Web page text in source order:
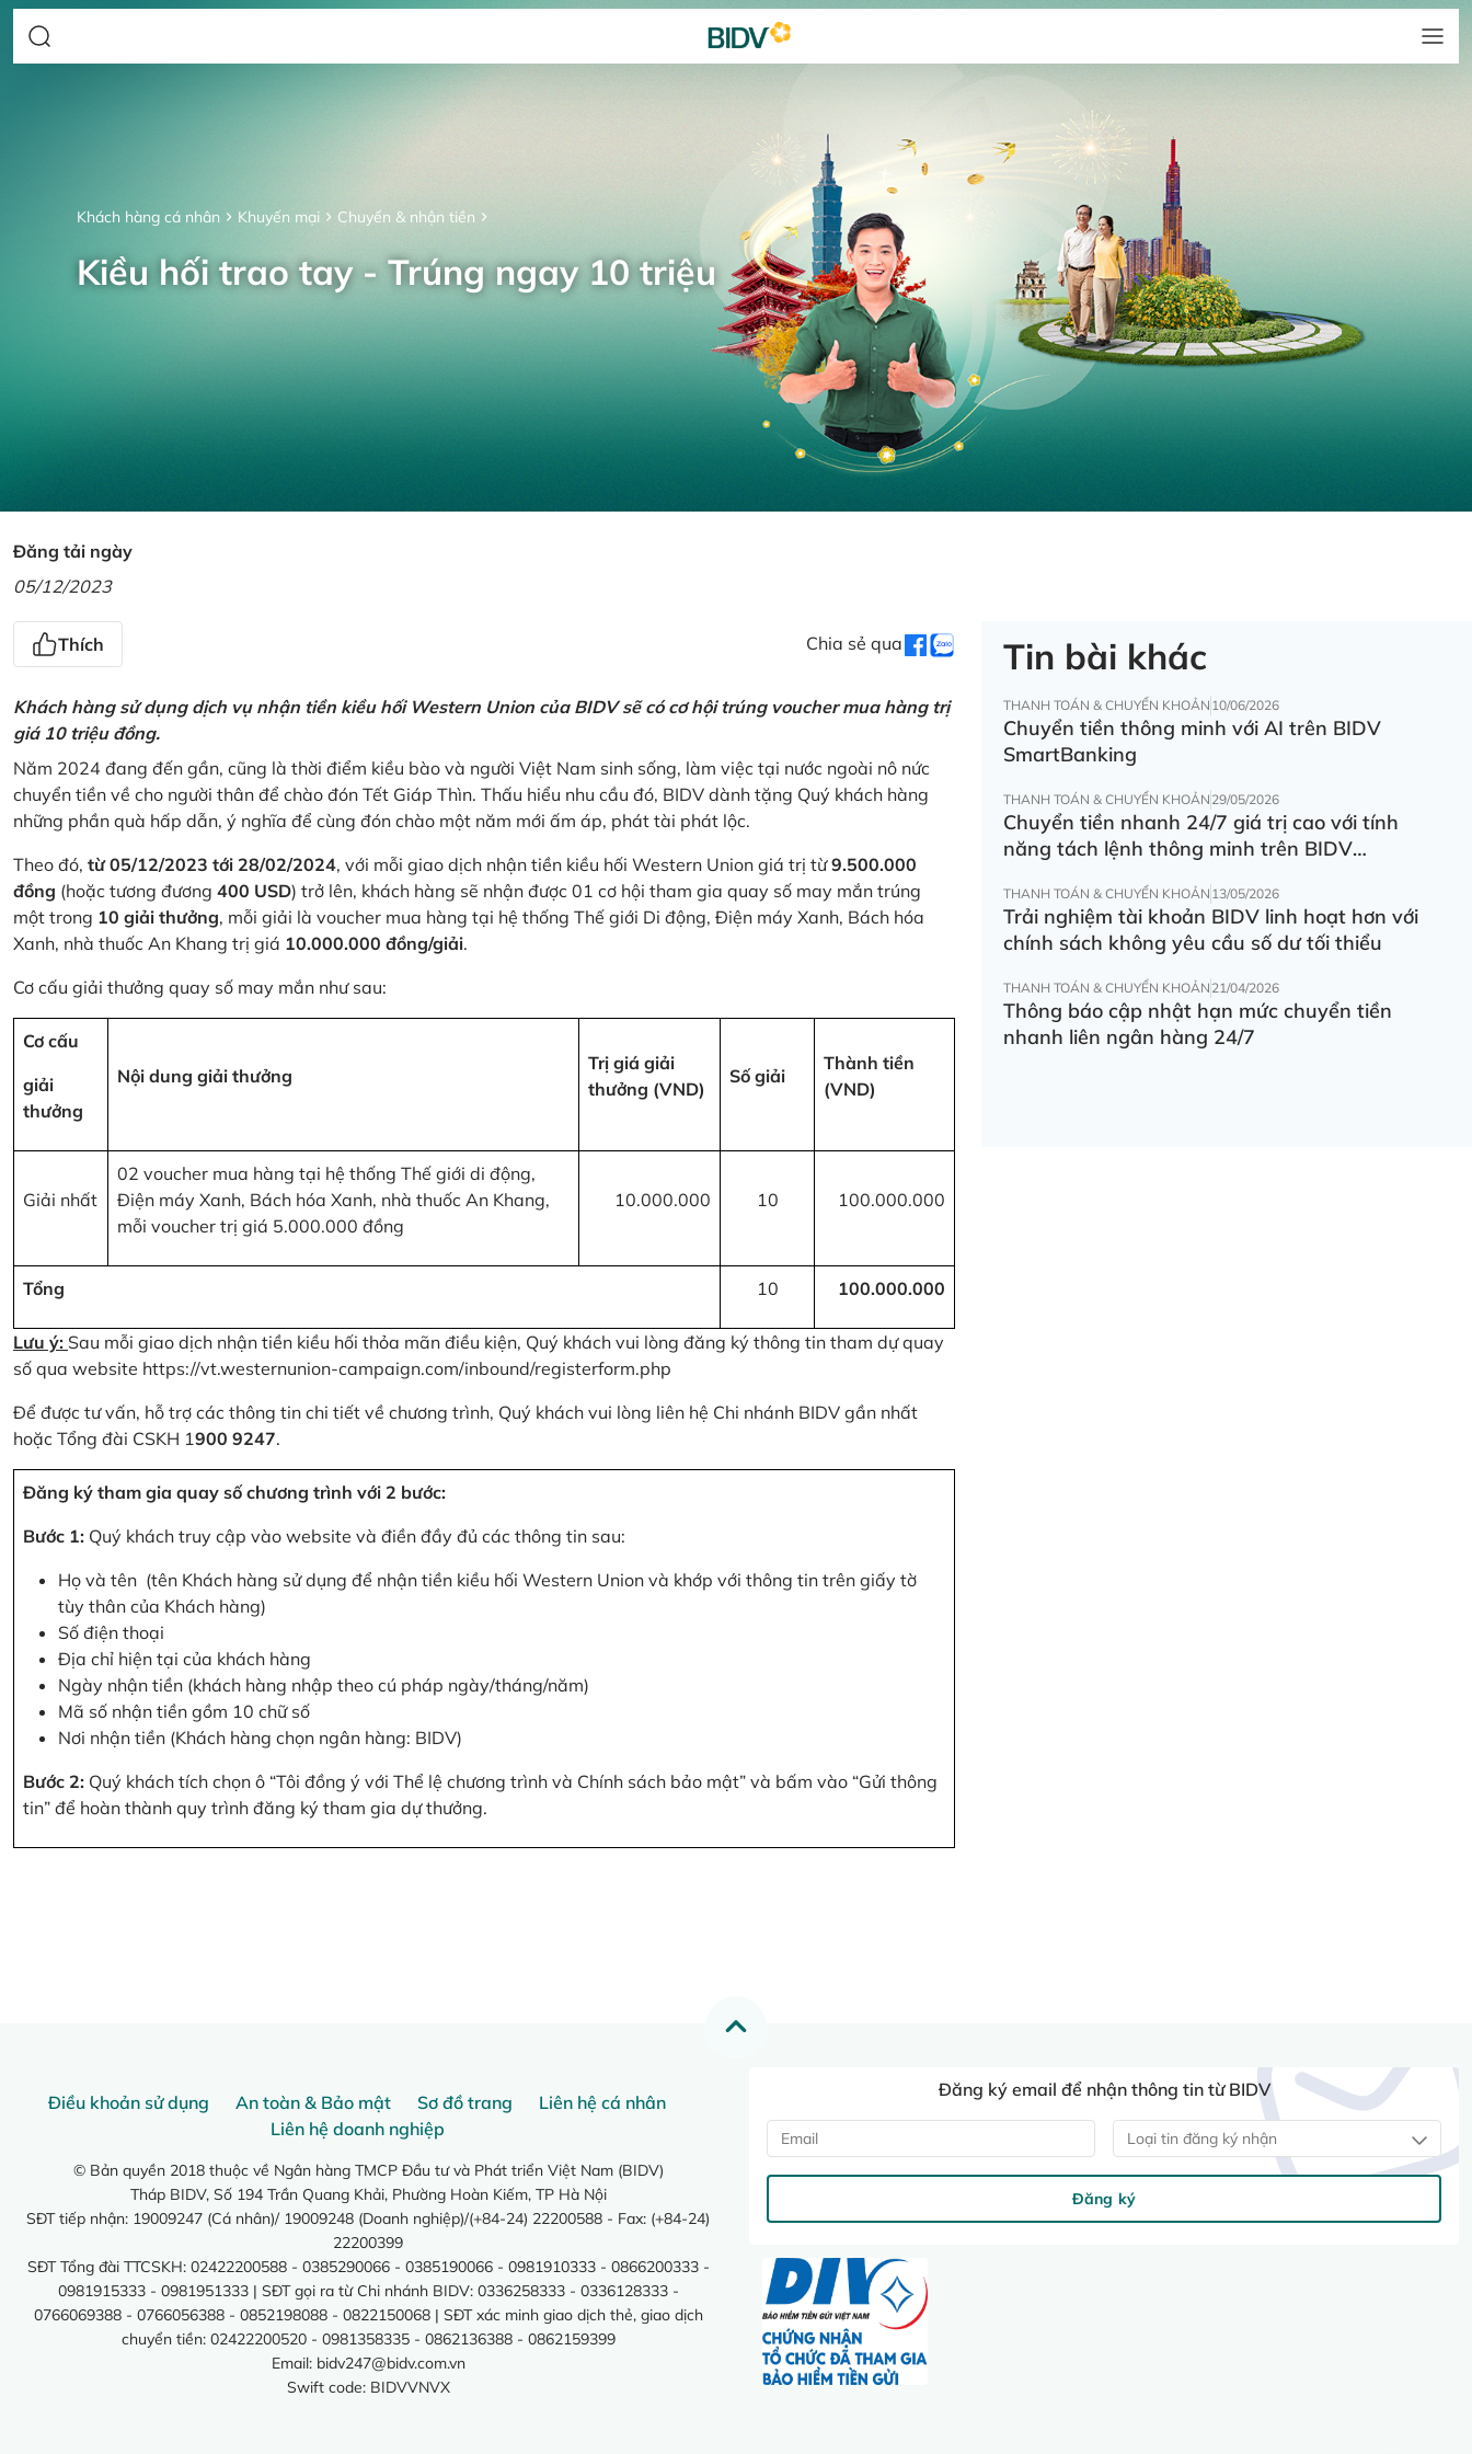
Khách hàng cá nhân Khuyến mại Chuyển & nhận tiền
Kiều hối trao tay - Trúng ngay 10 triệu
Đăng tải ngày
05/12/2023
Thích Chia sẻ qua
Khách hàng sử dụng dịch vụ nhận tiền kiều hối Western Union của BIDV sẽ có cơ hội trúng voucher mua hàng trị
giá 10 triệu đồng.
Năm 2024 đang đến gần, cũng là thời điểm kiều bào và người Việt Nam sinh sống, làm việc tại nước ngoài nô nức
chuyển tiền về cho người thân để chào đón Tết Giáp Thìn. Thấu hiểu nhu cầu đó, BIDV dành tặng Quý khách hàng
những phần quà hấp dẫn, ý nghĩa để cùng đón chào một năm mới ấm áp, phát tài phát lộc.
Theo đó, từ 05/12/2023 tới 28/02/2024, với mỗi giao dịch nhận tiền kiều hối Western Union giá trị từ9.500.000
đồng (hoặc tương đương 400 USD) trở lên, khách hàng sẽ nhận được 01 cơ hội tham gia quay số may mắn trúng
một trong 10 giải thưởng, mỗi giải là voucher mua hàng tại hệ thống Thế giới Di động, Điện máy Xanh, Bách hóa
Xanh, nhà thuốc An Khang trị giá 10.000.000 đồng/giải.
Cơ cấu giải thưởng quay số may mắn như sau:
Cơ cấu
giải
thưởng
Nội dung giải thưởng
Trị giá giải
thưởng (VND)
Số giải
Thành tiền
(VND)
Giải nhất
02 voucher mua hàng tại hệ thống Thế giới di động,
Điện máy Xanh, Bách hóa Xanh, nhà thuốc An Khang,
mỗi voucher trị giá 5.000.000 đồng
10.000.000 10 100.000.000
Tổng 10 100.000.000
Lưu ý: Sau mỗi giao dịch nhận tiền kiều hối thỏa mãn điều kiện, Quý khách vui lòng đăng ký thông tin tham dự quay
số qua website https://vt.westernunion-campaign.com/inbound/registerform.php
Để được tư vấn, hỗ trợ các thông tin chi tiết về chương trình, Quý khách vui lòng liên hệ Chi nhánh BIDV gần nhất
hoặc Tổng đài CSKH 1900 9247.
Đăng ký tham gia quay số chương trình với 2 bước:
Bước 1: Quý khách truy cập vào website và điền đầy đủ các thông tin sau:
Họ và tên (tên Khách hàng sử dụng để nhận tiền kiều hối Western Union và khớp với thông tin trên giấy tờ
tùy thân của Khách hàng)
Số điện thoại
Địa chỉ hiện tại của khách hàng
Ngày nhận tiền (khách hàng nhập theo cú pháp ngày/tháng/năm)
Mã số nhận tiền gồm 10 chữ số
Nơi nhận tiền (Khách hàng chọn ngân hàng: BIDV)
Bước 2: Quý khách tích chọn ô “Tôi đồng ý với Thể lệ chương trình và Chính sách bảo mật” và bấm vào “Gửi thông
tin” để hoàn thành quy trình đăng ký tham gia dự thưởng.
Tin bài khác
THANH TOÁN & CHUYỂN KHOẢN 10/06/2026
Chuyển tiền thông minh với AI trên BIDV
SmartBanking
THANH TOÁN & CHUYỂN KHOẢN 29/05/2026
Chuyển tiền nhanh 24/7 giá trị cao với tính
năng tách lệnh thông minh trên BIDV
THANH TOÁN & CHUYỂN KHOẢN 13/05/2026
Trải nghiệm tài khoản BIDV linh hoạt hơn với
chính sách không yêu cầu số dư tối thiểu
THANH TOÁN & CHUYỂN KHOẢN 21/04/2026
Thông báo cập nhật hạn mức chuyển tiền
nhanh liên ngân hàng 24/7
Điều khoản sử dụng An toàn & Bảo mật Sơ đồ trang
Liên hệ cá nhân
Liên hệ doanh nghiệp
© Bản quyền 2018 thuộc về Ngân hàng TMCP Đầu tư và Phát triển Việt Nam (BIDV)
Tháp BIDV, Số 194 Trần Quang Khải, Phường Hoàn Kiếm, TP Hà Nội
SĐT tiếp nhận: 19009247 (Cá nhân)/ 19009248 (Doanh nghiệp)/(+84-24) 22200588 - Fax: (+84-24)
22200399
SĐT Tổng đài TTCSKH: 02422200588 - 0385290066 - 0385190066 - 0981910333 - 0866200333 -
0981915333 - 0981951333 | SĐT gọi ra từ Chi nhánh BIDV: 0336258333 - 0336128333 -
0766069388 - 0766056388 - 0852198088 - 0822150068 | SĐT xác minh giao dịch thẻ, giao dịch
chuyển tiền: 02422200520 - 0981358335 - 0862136388 - 0862159399
Email: bidv247@bidv.com.vn
Swift code: BIDVVNVX
Đăng ký email để nhận thông tin từ BIDV
Loại tin đăng ký nhận
Đăng ký